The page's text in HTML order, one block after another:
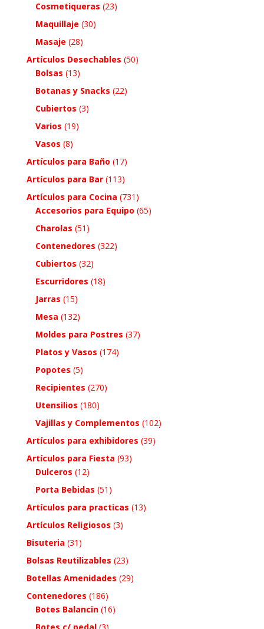
Cosmetiqueras (23)
Maquillaje (30)
Masaje (28)
Artículos Desechables (50)
Bolsas (13)
Botanas y Snacks (22)
Cubiertos (3)
Varios (19)
Vasos (8)
Artículos para Baño (17)
Artículos para Bar (113)
Artículos para Cocina (731)
Accesorios para Equipo (65)
Charolas (51)
Contenedores (322)
Cubiertos (32)
Escurridores (18)
Jarras (15)
Mesa (132)
Moldes para Postres (37)
Platos y Vasos (174)
Popotes (5)
Recipientes (270)
Utensilios (180)
Vajillas y Complementos (102)
Artículos para exhibidores (39)
Artículos para Fiesta (93)
Dulceros (12)
Porta Bebidas (51)
Artículos para practicas (13)
Artículos Religiosos (3)
Bisuteria (31)
Bolsas Reutilizables (23)
Botellas Amenidades (29)
Contenedores (186)
Botes Balancin (16)